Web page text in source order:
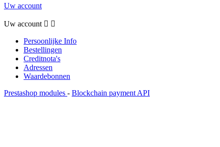
Uw account
Uw account  
Persoonlijke Info
Bestellingen
Creditnota's
Adressen
Waardebonnen
Prestashop modules - Blockchain payment API